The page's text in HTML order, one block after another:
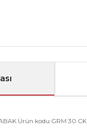
Ürün kodu:GRM 30 CK